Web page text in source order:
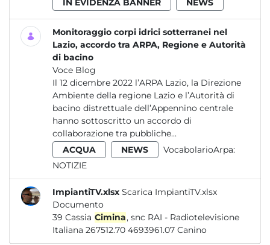
IN EVIDENZA BANNER NEWS
Monitoraggio corpi idrici sotterranei nel
Lazio, accordo tra ARPA, Regione e Autorità
di bacino
Voce Blog
Il 12 dicembre 2022 l’ARPA Lazio, la Direzione
Ambiente della regione Lazio e l’Autorità di
bacino distrettuale dell’Appennino centrale
hanno sottoscritto un accordo di
collaborazione tra pubbliche...
ACQUA
NEWS
VocabolarioArpa:
NOTIZIE
ImpiantiTV.xlsx Scarica ImpiantiTV.xlsx
Documento
39 Cassia Cimina, snc RAI - Radiotelevisione
Italiana 267512.70 4693961.07 Canino